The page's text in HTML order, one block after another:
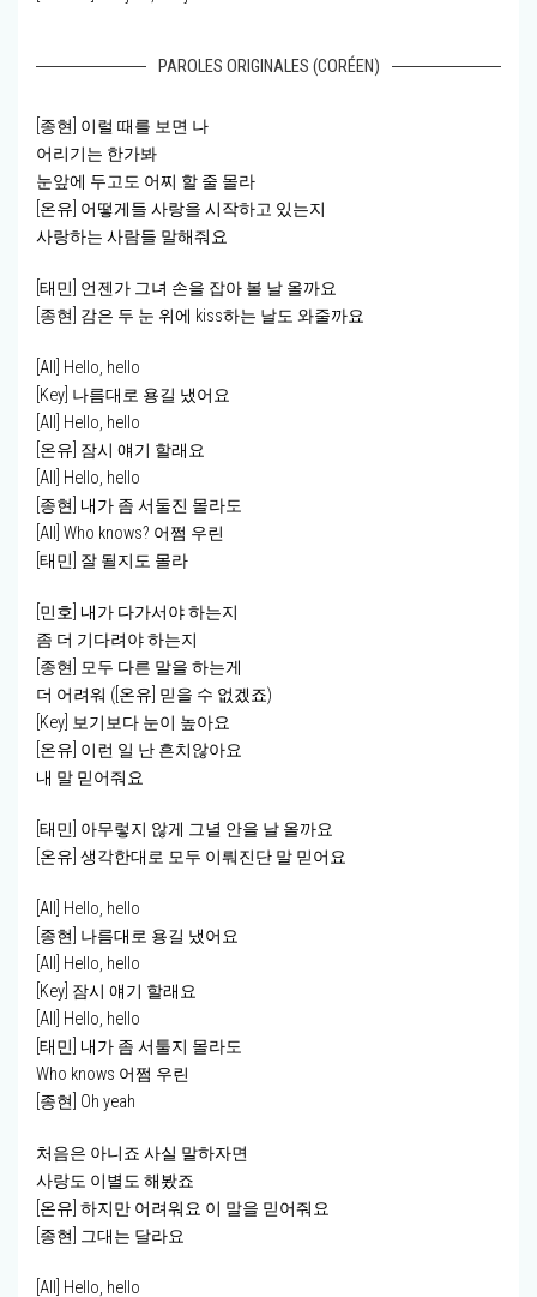
PAROLES ORIGINALES (CORÉEN)
[종현] 이럴 때를 보면 나
어리기는 한가봐
눈앞에 두고도 어찌 할 줄 몰라
[온유] 어떻게들 사랑을 시작하고 있는지
사랑하는 사람들 말해줘요
[태민] 언젠가 그녀 손을 잡아 볼 날 올까요
[종현] 감은 두 눈 위에 kiss하는 날도 와줄까요
[All] Hello, hello
[Key] 나름대로 용길 냈어요
[All] Hello, hello
[온유] 잠시 얘기 할래요
[All] Hello, hello
[종현] 내가 좀 서둘진 몰라도
[All] Who knows? 어쩜 우린
[태민] 잘 될지도 몰라
[민호] 내가 다가서야 하는지
좀 더 기다려야 하는지
[종현] 모두 다른 말을 하는게
더 어려워 ([온유] 믿을 수 없겠죠)
[Key] 보기보다 눈이 높아요
[온유] 이런 일 난 흔치않아요
내 말 믿어줘요
[태민] 아무렇지 않게 그녈 안을 날 올까요
[온유] 생각한대로 모두 이뤄진단 말 믿어요
[All] Hello, hello
[종현] 나름대로 용길 냈어요
[All] Hello, hello
[Key] 잠시 얘기 할래요
[All] Hello, hello
[태민] 내가 좀 서툴지 몰라도
Who knows 어쩜 우린
[종현] Oh yeah
처음은 아니죠 사실 말하자면
사랑도 이별도 해봤죠
[온유] 하지만 어려워요 이 말을 믿어줘요
[종현] 그대는 달라요
[All] Hello, hello